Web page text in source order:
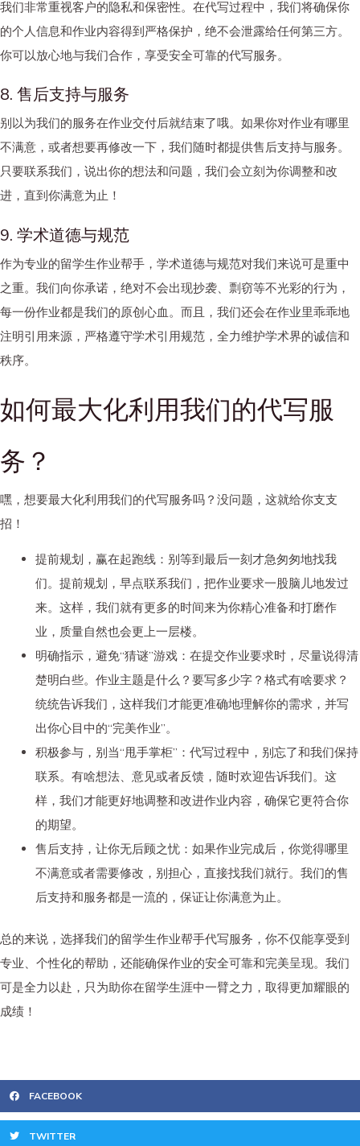
我们非常重视客户的隐私和保密性。在代写过程中，我们将确保你
的个人信息和作业内容得到严格保护，绝不会泄露给任何第三方。
你可以放心地与我们合作，享受安全可靠的代写服务。
8. 售后支持与服务
别以为我们的服务在作业交付后就结束了哦。如果你对作业有哪里
不满意，或者想要再修改一下，我们随时都提供售后支持与服务。
只要联系我们，说出你的想法和问题，我们会立刻为你调整和改
进，直到你满意为止！
9. 学术道德与规范
作为专业的留学生作业帮手，学术道德与规范对我们来说可是重中
之重。我们向你承诺，绝对不会出现抄袭、剽窃等不光彩的行为，
每一份作业都是我们的原创心血。而且，我们还会在作业里乖乖地
注明引用来源，严格遵守学术引用规范，全力维护学术界的诚信和
秩序。
如何最大化利用我们的代写服
务？
嘿，想要最大化利用我们的代写服务吗？没问题，这就给你支支
招！
提前规划，赢在起跑线：别等到最后一刻才急匆匆地找我
们。提前规划，早点联系我们，把作业要求一股脑儿地发过
来。这样，我们就有更多的时间来为你精心准备和打磨作
业，质量自然也会更上一层楼。
明确指示，避免“猜谜”游戏：在提交作业要求时，尽量说得清
楚明白些。作业主题是什么？要写多少字？格式有啥要求？
统统告诉我们，这样我们才能更准确地理解你的需求，并写
出你心目中的“完美作业”。
积极参与，别当“甩手掌柜” ：代写过程中，别忘了和我们保持
联系。有啥想法、意见或者反馈，随时欢迎告诉我们。这
样，我们才能更好地调整和改进作业内容，确保它更符合你
的期望。
售后支持，让你无后顾之忧：如果作业完成后，你觉得哪里
不满意或者需要修改，别担心，直接找我们就行。我们的售
后支持和服务都是一流的，保证让你满意为止。
总的来说，选择我们的留学生作业帮手代写服务，你不仅能享受到
专业、个性化的帮助，还能确保作业的安全可靠和完美呈现。我们
可是全力以赴，只为助你在留学生涯中一臂之力，取得更加耀眼的
成绩！
FACEBOOK
TWITTER